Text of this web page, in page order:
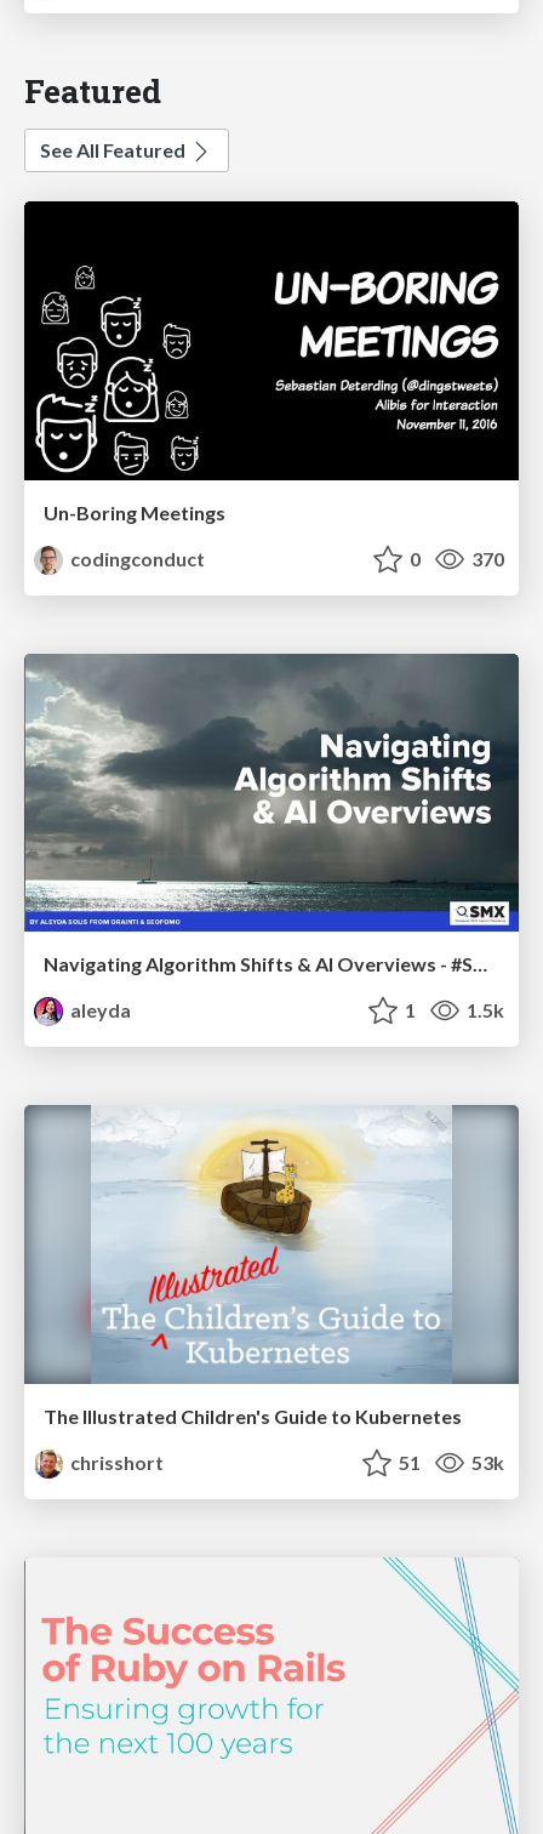
Featured
See All Featured
Un-Boring Meetings
codingconduct
0 370
Navigating Algorithm Shifts & AI Overviews - #SMXNext
aleyda
1 1.5k
The Illustrated Children's Guide to Kubernetes
chrisshort
51 53k